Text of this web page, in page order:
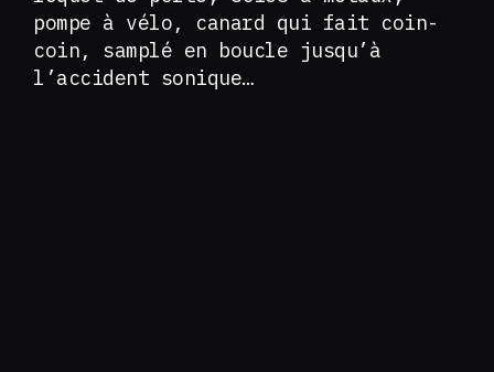
pompe à vélo, canard qui fait coin-
coin, samplé en boucle jusqu’à
l’accident sonique…